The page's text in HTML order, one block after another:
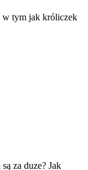
w tym jak króliczek
za duze? Jak